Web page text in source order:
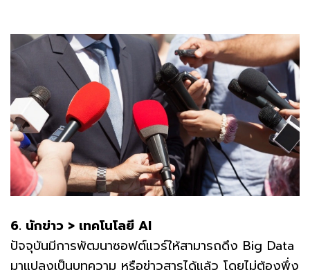
6. นักข่าว > เทคโนโลยี AI
ปัจจุบันมีการพัฒนาซอฟต์แวร์ให้สามารถดึง Big Data
มาแปลงเป็นบทความ หรือข่าวสารได้แล้ว โดยไม่ต้องพึ่ง